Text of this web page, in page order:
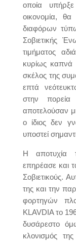
οποία
οικονομία,
διαφόρων
Σοβιετικής
τιμήματος
κυρίως καπνά
σκέλος της
επτά
στην πορεία
αποτελούσαν
ο ίδιος δεν
υποστεί
Η αποτυχία
επηρέασε και
Σοβιετικούς.
της και την
φορτηγών
KLAVDIA το
δυσάρεστο
κλονισμός